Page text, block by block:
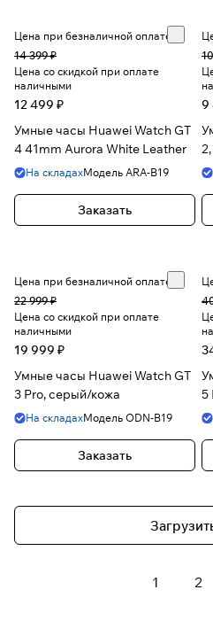
Цена при безналичной оплате
14 399 ₽
Цена со скидкой при оплате
наличными
12 499 ₽
Умные часы Huawei Watch GT
4 41mm Aurora White Leather
На складахМодель ARA-B19
Заказать
9
Цена при безналичной оплате
22 999 ₽
Цена со скидкой при оплате
наличными
19 999 ₽
Умные часы Huawei Watch GT
3 Pro, серый/кожа
На складахМодель ODN-B19
Заказать
5
1 2